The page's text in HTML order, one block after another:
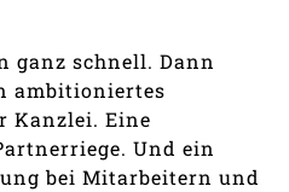
ganz schnell. Dann
ambitioniertes
Kanzlei. Eine
Und ein
bei Mitarbeitern und